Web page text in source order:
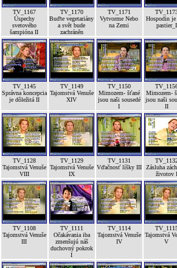
TV_1167
Úspechy
svetového
šampióna II
TV_1170
Buďte vegetariány
a svět bude
zachráněn
TV_1171
Vytvorme Nebo
na Zemi
Hospodin je
pastier_I
TV_1145
Správna koncepcia
je dôležitá II
TV_1149
Tajomstvá Venuše
XIV
TV_1150
Mimozem- šťané
jsou naši sousedé
I
Mimozem-
jsou naši
II
TV_1128
Tajomstvá Venuše
VIII
TV_1129
Tajomstvá Venuše
IX
TV_1131
Vďačnosť líšky III
Zásluha
životov I
TV_1108
Tajomstvá Venuše
III
TV_1111
Očakávania iba
zmenšujú náš
duchovný pokrok
I
TV_1114
Tajomstvá Venuše
IV
Tajomstvá
V